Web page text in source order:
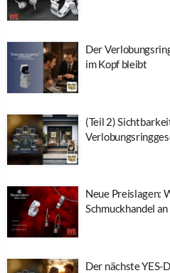
Der
im Kopf bleibt
(Teil 2)
Neue Preislagen:
Schmuckhandel
Der nächste YES-